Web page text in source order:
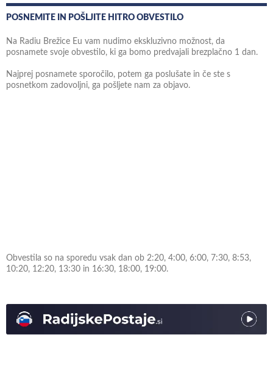
POSNEMITE IN POŠLJITE HITRO OBVESTILO
Na Radiu Brežice Eu vam nudimo ekskluzivno možnost, da
posnamete svoje obvestilo, ki ga bomo predvajali brezplačno 1 dan.
Najprej posnamete sporočilo, potem ga poslušate in če ste s
posnetkom zadovoljni, ga pošljete nam za objavo.
Obvestila so na sporedu vsak dan ob 2:20, 4:00, 6:00, 7:30, 8:53,
10:20, 12:20, 13:30 in 16:30, 18:00, 19:00.